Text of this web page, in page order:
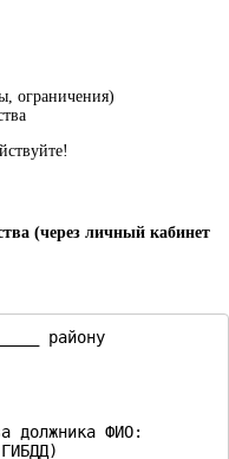
ограничения)
(через личный кабинет
району
должника ФИО: